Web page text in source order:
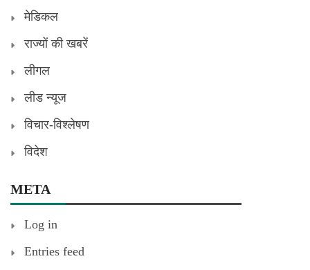
मेडिकल
राज्यों की खबरें
लीगल
लीड न्यूज
विचार-विश्लेषण
विदेश
META
Log in
Entries feed